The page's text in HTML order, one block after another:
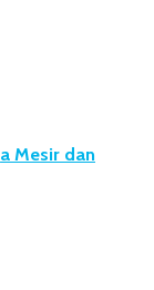
Mesir dan